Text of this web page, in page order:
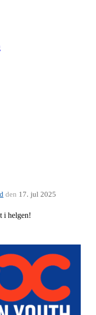
den 17. jul 2025
i helgen!